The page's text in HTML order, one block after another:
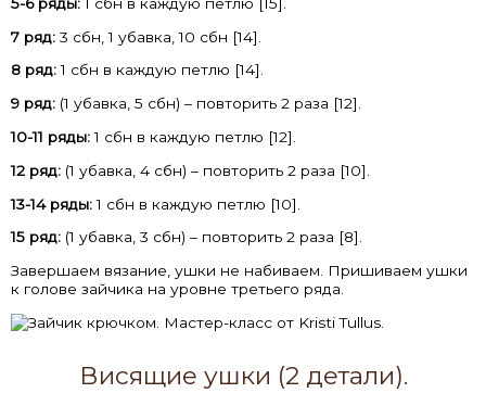
7 ряд: 3 сбн, 1 убавка, 10 сбн [14].
8 ряд:1 сбн в каждую петлю [14].
9 ряд: (1 убавка, 5 сбн) – повторить 2 раза [12].
10-11 ряды:1 сбн в каждую петлю [12].
12 ряд: (1 убавка, 4 сбн) – повторить 2 раза [10].
13-14 ряды:1 сбн в каждую петлю [10].
15 ряд: (1 убавка, 3 сбн) – повторить 2 раза [8].
Завершаем вязание, ушки не набиваем. Пришиваем ушки
к голове зайчика на уровне третьего ряда.
Висящие ушки (2 детали).